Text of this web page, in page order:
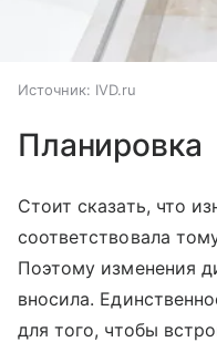
Источник: IVD.ru
Планировка
Стоит сказать, что
соответствовала
Поэтому изменения
вносила.
для того, чтобы